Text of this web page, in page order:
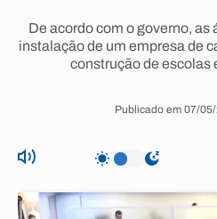
De acordo com o governo, as
instalação de um empresa de
construção de escolas
Publicado em 07/